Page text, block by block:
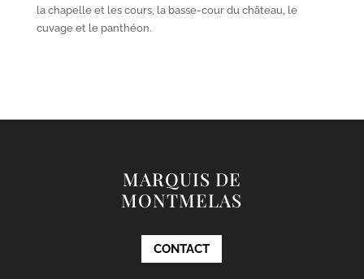
la chapelle et les cours, la basse-cour du château, le
cuvage et le panthéon.
MARQUIS DE
MONTMELAS
CONTACT